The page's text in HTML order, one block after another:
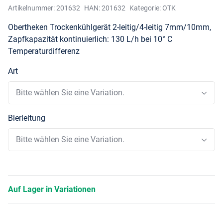
Artikelnummer:201632 HAN:201632 Kategorie: OTK
Obertheken Trockenkühlgerät 2-leitig/4-leitig 7mm/10mm,
Zapfkapazität kontinuierlich: 130 L/h bei 10° C
Temperaturdifferenz
Art
Bitte wählen Sie eine Variation.
Bierleitung
Bitte wählen Sie eine Variation.
Auf Lager in Variationen